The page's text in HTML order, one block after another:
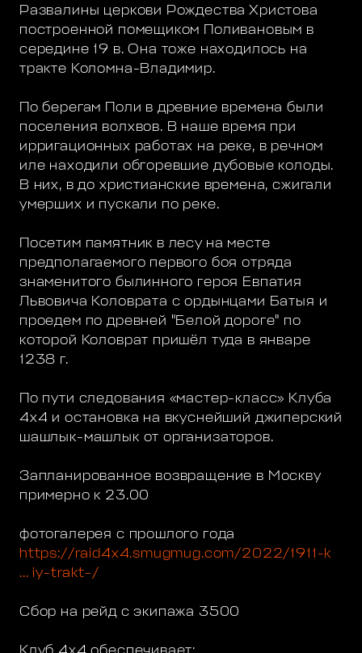
Развалины церкови Рождества Христова
построенной помещиком Поливановым в
середине 19 в. Она тоже находилось на
тракте Коломна-Владимир.
По берегам Поли в древние времена были
поселения волхвов. В наше время при
ирригационных работах на реке, в речном
иле находили обгоревшие дубовые колоды.
В них, в до христианские времена, сжигали
умерших и пускали по реке.
Посетим памятник в лесу на месте
предполагаемого первого боя отряда
знаменитого былинного героя Евпатия
Львовича Коловрата с ордынцами Батыя и
проедем по древней "Белой дороге" по
которой Коловрат пришёл туда в январе
1238 г.
По пути следования «мастер-класс» Клуба
4х4 и остановка на вкуснейший джиперский
шашлык-машлык от организаторов.
Запланированное возвращение в Москву
примерно к 23.00
фотогалерея с прошлого года
https://raid4x4.smugmug.com/2022/1911-k
... iy-trakt-/
Сбор на рейд с экипажа 3500